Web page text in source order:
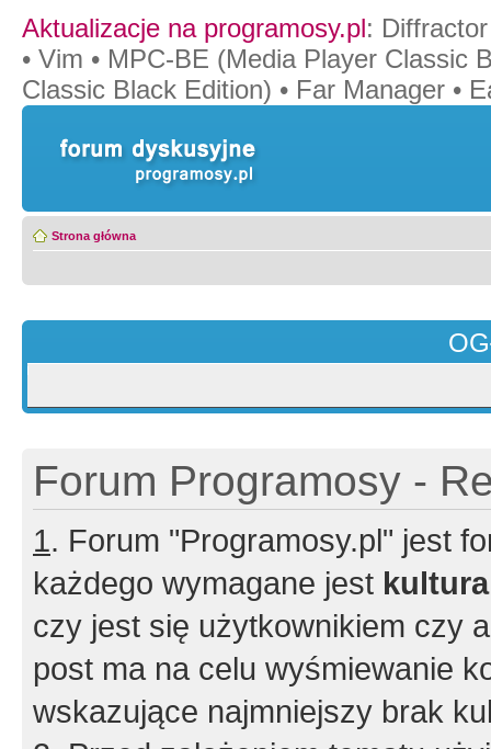
Aktualizacje na programosy.pl: Diffractor
• Vim • MPC-BE (Media Player Classic
Classic Black Edition) • Far Manager •
Strona główna
Forum Programosy -
1. Forum "Programosy.pl" jest
każdego wymagane jest
czy jest się użytkownikiem czy
post ma na celu wyśmiewanie
wskazujące najmniejszy brak